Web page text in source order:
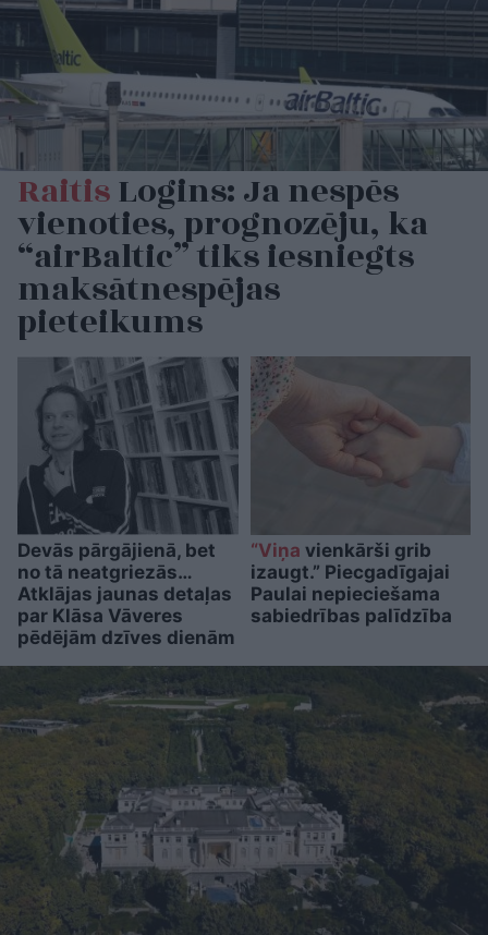
RaitisLogins: Ja nespēs
vienoties, prognozēju, ka
“airBaltic” tiks iesniegts
maksātnespējas
pieteikums
Devās pārgājienā, bet
no tā neatgriezās…
Atklājas jaunas detaļas
par Klāsa Vāveres
pēdējām dzīves dienām
“Viņa vienkārši grib
izaugt.” Piecgadīgajai
Paulai nepieciešama
sabiedrības palīdzība